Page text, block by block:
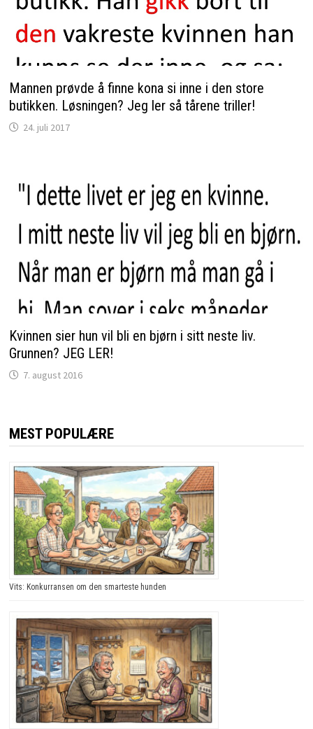
Mannen prøvde å finne kona si inne i den store
butikken. Løsningen? Jeg ler så tårene triller!
24. juli 2017
Kvinnen sier hun vil bli en bjørn i sitt neste liv.
Grunnen? JEG LER!
7. august 2016
MEST POPULÆRE
Vits: Konkurransen om den smarteste hunden